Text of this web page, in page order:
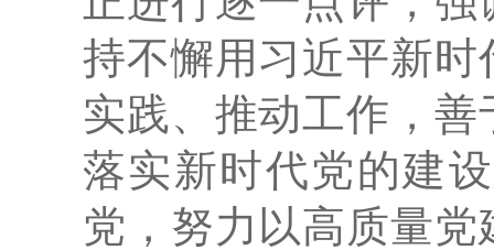
持不懈用习近平新
实践、推动工作，
落实新时代党的建
党，努力以高质量